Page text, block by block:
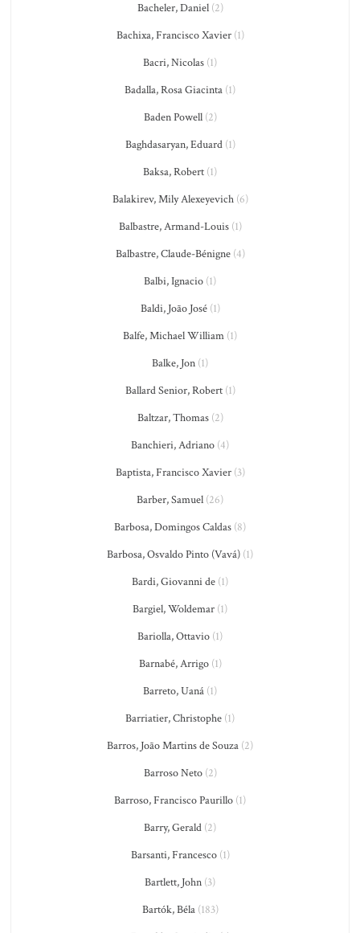
Bacheler, Daniel(2)
Bachixa, Francisco Xavier(1)
Bacri, Nicolas (1)
Badalla, Rosa Giacinta (1)
Baden Powell(2)
Baghdasaryan, Eduard(1)
Baksa, Robert (1)
Balakirev, Mily Alexeyevich(6)
Balbastre, Armand-Louis(1)
Balbastre, Claude-Bénigne(4)
Balbi, Ignacio (1)
Baldi, João José(1)
Balfe, Michael William (1)
Balke, Jon (1)
Ballard Senior, Robert(1)
Baltzar, Thomas(2)
Banchieri, Adriano (4)
Baptista, Francisco Xavier(3)
Barber, Samuel (26)
Barbosa, Domingos Caldas (8)
Barbosa, Osvaldo Pinto (Vavá) (1)
Bardi, Giovanni de (1)
Bargiel, Woldemar (1)
Bariolla, Ottavio (1)
Barnabé, Arrigo(1)
Barreto, Uaná (1)
Barriatier, Christophe (1)
Barros, João Martins de Souza (2)
Barroso Neto(2)
Barroso, Francisco Paurillo (1)
Barry, Gerald (2)
Barsanti, Francesco(1)
Bartlett, John (3)
Bartók, Béla(183)